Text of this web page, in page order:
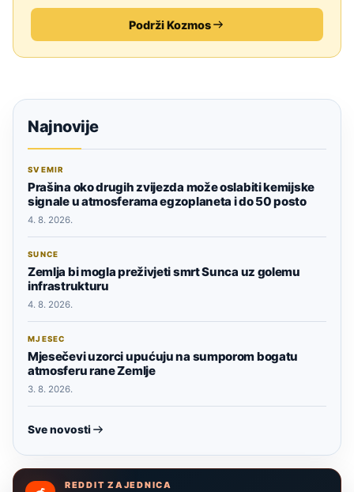
Podrži Kozmos
Najnovije
SVEMIR
Prašina oko drugih zvijezda može oslabiti kemijske
signale u atmosferama egzoplaneta i do 50 posto
4. 8. 2026.
SUNCE
Zemlja bi mogla preživjeti smrt Sunca uz golemu
infrastrukturu
4. 8. 2026.
MJESEC
Mjesečevi uzorci upućuju na sumporom bogatu
atmosferu rane Zemlje
3. 8. 2026.
Sve novosti
REDDIT ZAJEDNICA